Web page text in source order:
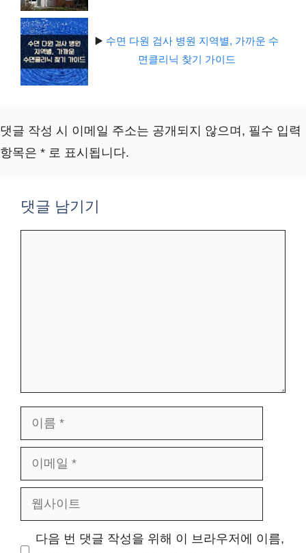
▶️ 수면 다원 검사 병원 지역별, 가까운 수
면클리닉 찾기 가이드
댓글 작성 시 이메일 주소는 공개되지 않으며, 필수 입력
항목은 * 로 표시됩니다.
댓글 남기기
름
메
사
다음 번 댓글 작성을 위해 이 브라우저에 이름,